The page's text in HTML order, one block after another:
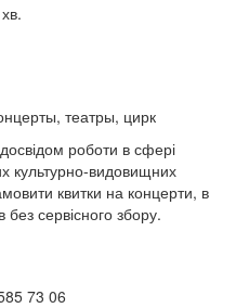
роботи в сфері
культурно-видовищних
квитки на концерти, в
сервісного збору.
73 06